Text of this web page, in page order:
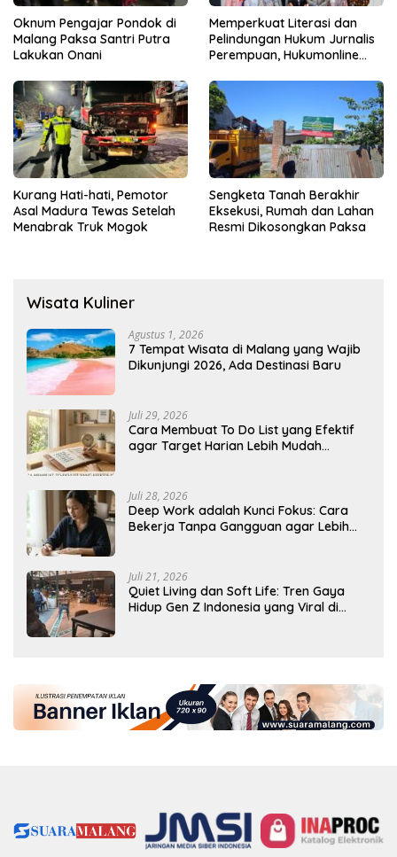
Oknum Pengajar Pondok di
Malang Paksa Santri Putra
Lakukan Onani
Memperkuat Literasi dan
Pelindungan Hukum Jurnalis
Perempuan, Hukumonline
Gratis
Kurang Hati-hati, Pemotor
Asal Madura Tewas Setelah
Menabrak Truk Mogok
Sengketa Tanah Berakhir
Eksekusi, Rumah dan Lahan
Resmi Dikosongkan Paksa
Wisata Kuliner
Agustus 1, 2026
7 Tempat Wisata di Malang yang Wajib
Dikunjungi 2026, Ada Destinasi Baru
Juli 29, 2026
Cara Membuat To Do List yang Efektif
agar Target Harian Lebih Mudah
Juli 28, 2026
Deep Work adalah Kunci Fokus: Cara
Bekerja Tanpa Gangguan agar Lebih
Juli 21, 2026
Quiet Living dan Soft Life: Tren Gaya
Hidup Gen Z Indonesia yang Viral di